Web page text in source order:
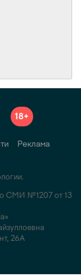
18+
Реклама
СМИ №1207 от 13
26А